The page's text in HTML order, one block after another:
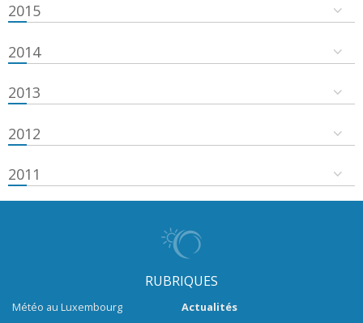
2015
2014
2013
2012
2011
RUBRIQUES
Météo au Luxembourg
Actualités